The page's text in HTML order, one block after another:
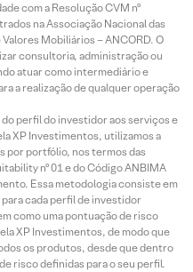
com a Resolução CVM nº
na Associação Nacional das
Mobiliários – ANCORD. O
consultoria, administração ou
atuar como intermediário e
a realização de qualquer operação
perfil do investidor aos serviços e
XP Investimentos, utilizamos a
por portfólio, nos termos das
nº 01 e do Código ANBIMA
Essa metodologia consiste em
cada perfil de investidor
como uma pontuação de risco
XP Investimentos, de modo que
os produtos, desde que dentro
risco definidas para o seu perfil.